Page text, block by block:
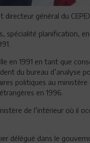
directeur général du
spécialité planification,
en 1991 en tant que
du bureau d’analyse
politiques au
en 1996.
de l’intérieur où il
délégué dans le